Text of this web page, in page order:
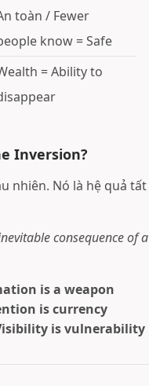
toàn / Fewer
know = Safe
= Ability to
Inversion?
nhiên. Nó là hệ quả tất
consequence of a
is a weapon
is currency
is vulnerability